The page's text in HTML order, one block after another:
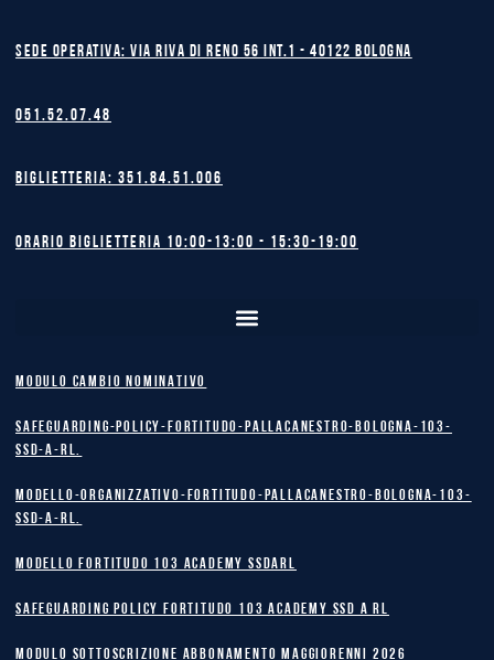
Sede operativa: Via Riva di Reno 56 int.1 - 40122 BOLOGNA
051.52.07.48
Biglietteria: 351.84.51.006
Orario biglietteria 10:00-13:00 - 15:30-19:00
MODULO CAMBIO NOMINATIVO
safeguarding-policy-Fortitudo-Pallacanestro-Bologna-103-
SSD-A-RL.
Modello-Organizzativo-Fortitudo-Pallacanestro-Bologna-103-
SSD-A-RL.
MODELLO FORTITUDO 103 ACADEMY SSDARL
safeguarding policy Fortitudo 103 Academy SSD A RL
MODULO SOTTOSCRIZIONE ABBONAMENTO MAGGIORENNI 2026